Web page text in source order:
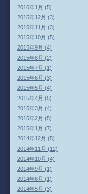
2016年1月 (5)
2015年12月 (3)
2015年11月 (3)
2015年10月 (5)
2015年9月 (4)
2015年8月 (2)
2015年7月 (1)
2015年6月 (3)
2015年5月 (4)
2015年4月 (5)
2015年3月 (4)
2015年2月 (5)
2015年1月 (7)
2014年12月 (5)
2014年11月 (12)
2014年10月 (4)
2014年9月 (1)
2014年6月 (1)
2014年5月 (3)